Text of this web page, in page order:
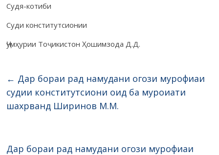
Судя-котиби
Суди консти­тутсионии
Ҷумҳурии Тоҷикистон Ҳошимзода Д.Д.
← Дар бораи рад намудани огози мурофиаи
судии конститутсиони оид ба муроиати
шахрванд Ширинов М.М.
Дар бораи рад намудани огози мурофиаи